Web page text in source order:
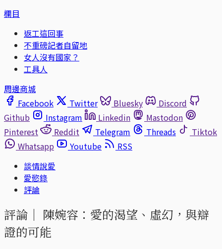
欄目
返工這回事
不重磅記者自留地
女人沒有國家？
工具人
周邊商城
Facebook
Twitter Bluesky
Discord
Github
Instagram Linkedin
Mastodon
Pinterest
Reddit Telegram Threads
Tiktok
Whatsapp
Youtube
RSS
談情說愛
愛慾錄
評論
評論｜ 陳婉容：愛的渴望、虛幻，與辯
證的可能